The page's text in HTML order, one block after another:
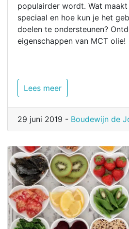
populairder wordt. Wat
speciaal en hoe kun je het
doelen te ondersteunen?
eigenschappen van MCT olie!
Lees meer
29 juni 2019 - Boudewijn de